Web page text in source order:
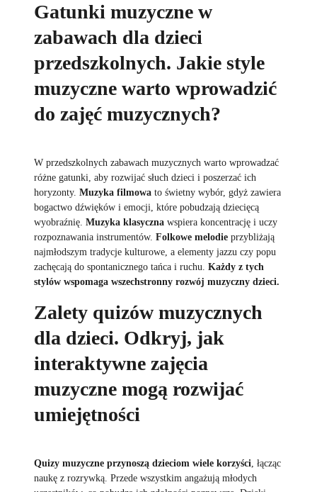
Gatunki muzyczne w
zabawach dla dzieci
przedszkolnych. Jakie style
muzyczne warto wprowadzić
do zajęć muzycznych?
W przedszkolnych zabawach muzycznych warto wprowadzać
różne gatunki, aby rozwijać słuch dzieci i poszerzać ich
horyzonty. Muzyka filmowa to świetny wybór, gdyż zawiera
bogactwo dźwięków i emocji, które pobudzają dziecięcą
wyobraźnię. Muzyka klasyczna wspiera koncentrację i uczy
rozpoznawania instrumentów. Folkowe melodie przybliżają
najmłodszym tradycje kulturowe, a elementy jazzu czy popu
zachęcają do spontanicznego tańca i ruchu. Każdy z tych
stylów wspomaga wszechstronny rozwój muzyczny dzieci.
Zalety quizów muzycznych
dla dzieci. Odkryj, jak
interaktywne zajęcia
muzyczne mogą rozwijać
umiejętności
Quizy muzyczne przynoszą dzieciom wiele korzyści , łącząc
naukę z rozrywką. Przede wszystkim angażują młodych